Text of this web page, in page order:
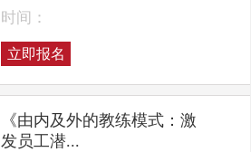
时间：
立即报名
《由内及外的教练模式：激
发员工潜...